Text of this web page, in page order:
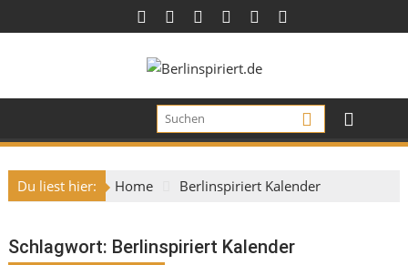
to
Du liest hier: Home Berlinspiriert Kalender
Schlagwort: Berlinspiriert Kalender